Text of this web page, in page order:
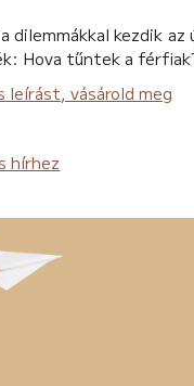
dilemmákkal kezdik
Hova tűntek a
leírást, vásárold meg
hírhez